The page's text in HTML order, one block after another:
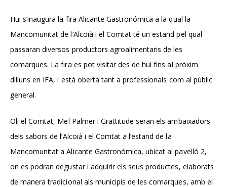
Hui s’inaugura la fira Alicante Gastronómica a la qual la
Mancomunitat de l’Alcoià i el Comtat té un estand pel qual
passaran diversos productors agroalimentaris de les
comarques. La fira es pot visitar des de hui fins al pròxim
dilluns en IFA, i està oberta tant a professionals com al públic
general.
Oli el Comtat, Mel Palmer i Grattitude seran els ambaixadors
dels sabors de l’Alcoià i el Comtat a l’estand de la
Mancomunitat aAlicante Gastronómica, ubicat al pavelló 2,
on es podran degustar i adquirir els seus productes, elaborats
de manera tradicional als municipis de les comarques, amb el